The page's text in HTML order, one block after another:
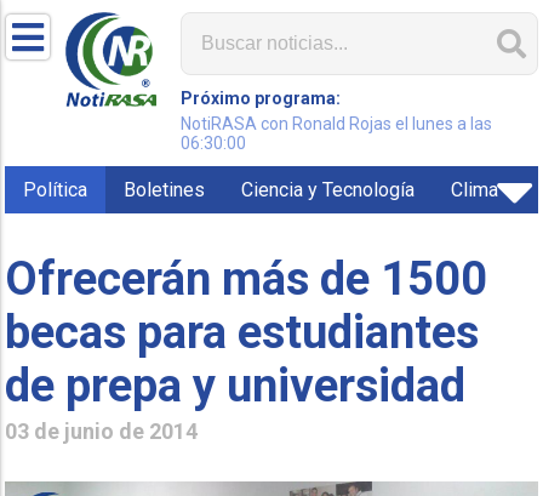
Próximo programa:
NotiRASA con Ronald Rojas el lunes a las
06:30:00
Política Boletines Ciencia y Tecnología Clima
Ofrecerán más de 1500
becas para estudiantes
de prepa y universidad
03 de junio de 2014